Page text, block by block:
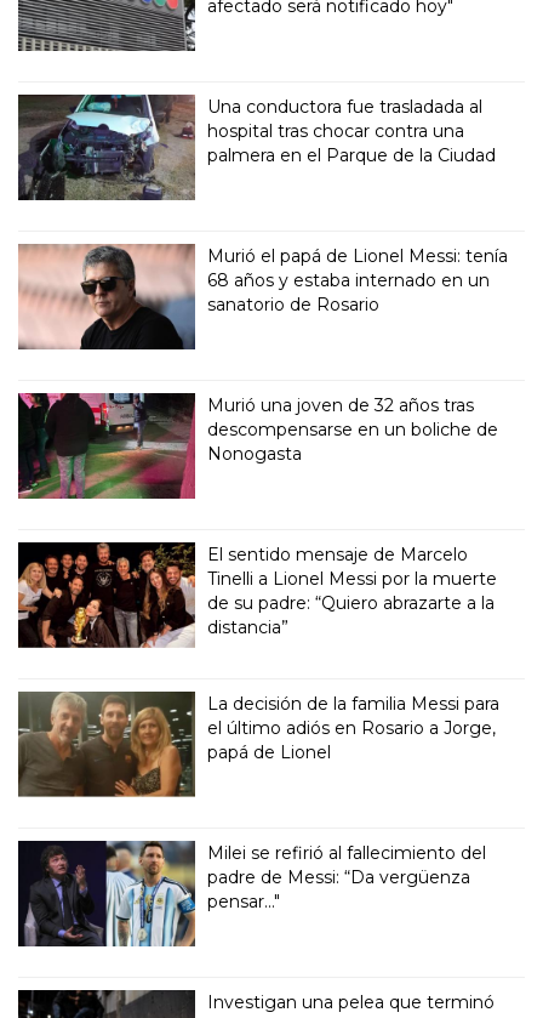
afectado será notificado hoy"
Una conductora fue trasladada al
hospital tras chocar contra una
palmera en el Parque de la Ciudad
Murió el papá de Lionel Messi: tenía
68 años y estaba internado en un
sanatorio de Rosario
Murió una joven de 32 años tras
descompensarse en un boliche de
Nonogasta
El sentido mensaje de Marcelo
Tinelli a Lionel Messi por la muerte
de su padre: “Quiero abrazarte a la
distancia”
La decisión de la familia Messi para
el último adiós en Rosario a Jorge,
papá de Lionel
Milei se refirió al fallecimiento del
padre de Messi: “Da vergüenza
pensar..."
Investigan una pelea que terminó